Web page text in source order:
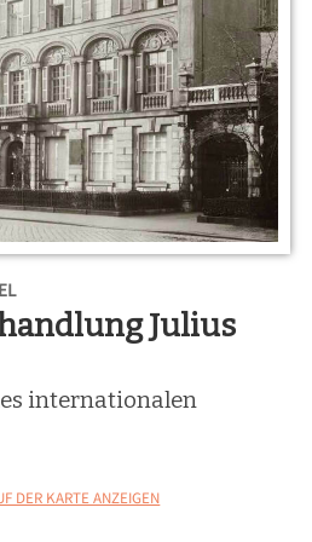
Julius
internationalen
DER KARTE ANZEIGEN